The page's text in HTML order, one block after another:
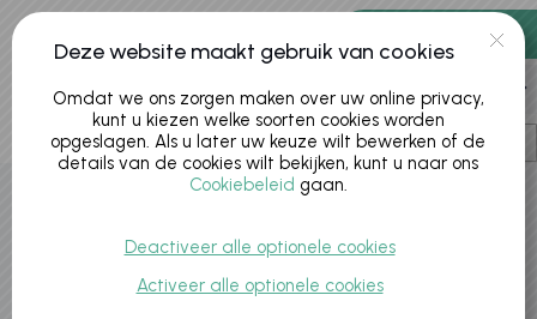
Account
Deze website maakt gebruik van cookies
Omdat we ons zorgen maken over uw online privacy,
kunt u kiezen welke soorten cookies worden
opgeslagen. Als u later uw keuze wilt bewerken of de
details van de cookies wilt bekijken, kunt u naar ons
Cookiebeleid gaan.
Deactiveer alle optionele cookies
Activeer alle optionele cookies